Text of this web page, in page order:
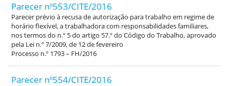
Parecer nº553/CITE/2016
Parecer prévio à recusa de autorização para trabalho em regime de
horário flexível, a trabalhadora com responsabilidades familiares,
nos termos do n.º 5 do artigo 57.º do Código do Trabalho, aprovado
pela Lei n.º 7/2009, de 12 de fevereiro
Processo n.º 1793 – FH/2016
Parecer nº554/CITE/2016